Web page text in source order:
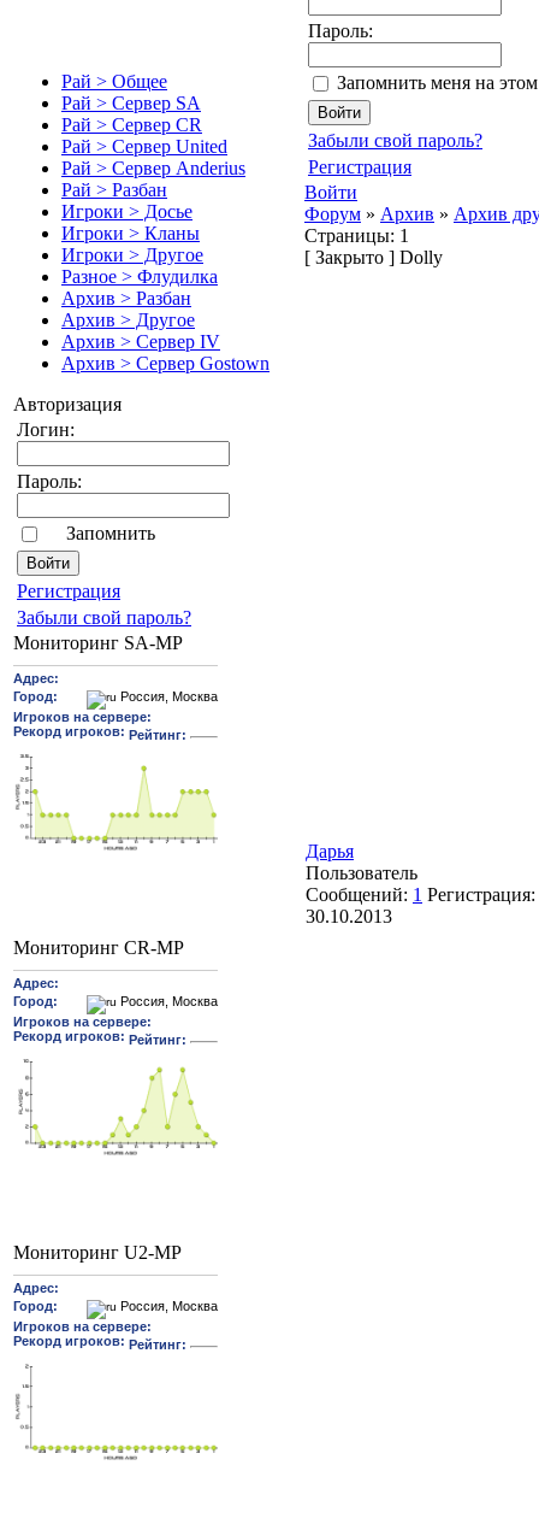
Рай > Общее
Рай > Сервер SA
Рай > Сервер CR
Рай > Сервер United
Рай > Сервер Anderius
Рай > Разбан
Игроки > Досье
Игроки > Кланы
Игроки > Другое
Разное > Флудилка
Архив > Разбан
Архив > Другое
Архив > Сервер IV
Архив > Сервер Gostown
Авторизация
Логин:
Пароль:
Запомнить
Pегиcтрaция
Забыли свой пароль?
Мониторинг SA-MP
Мониторинг CR-MP
Мониторинг U2-MP
Пароль:
Запомнить меня на
Забыли свой пароль?
Регистрация
Войти
Форум » Архив » Архив
Страницы: 1
[ Закрыто ] Dolly
Дарья
Пользователь
Сообщений: 1 Регистрация:
30.10.2013